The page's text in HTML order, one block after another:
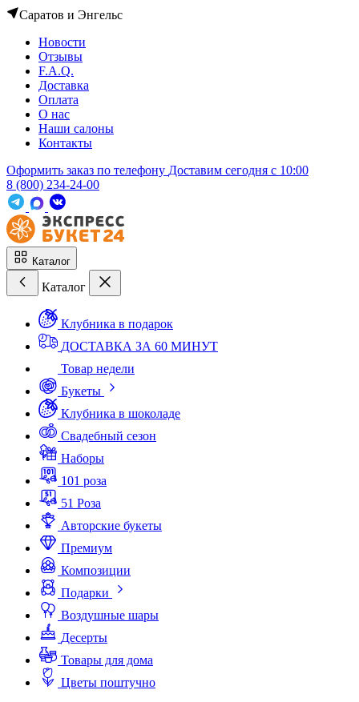
Саратов и Энгельс
Новости
Отзывы
F.A.Q.
Доставка
Оплата
О нас
Наши салоны
Контакты
Оформить заказ по телефону Доставим сегодня c 10:00
8 (800) 234-24-00
Каталог
Каталог
Клубника в подарок
ДОСТАВКА ЗА 60 МИНУТ
Товар недели
Букеты
Клубника в шоколаде
Свадебный сезон
Наборы
101 роза
51 Роза
Авторские букеты
Премиум
Композиции
Подарки
Воздушные шары
Десерты
Товары для дома
Цветы поштучно